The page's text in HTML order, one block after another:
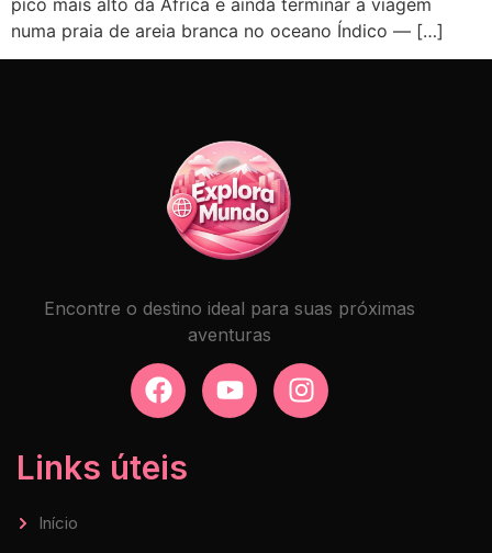
numa praia de areia branca no oceano Índico — […]
Encontre o destino ideal para suas próximas
aventuras
Links úteis
Início